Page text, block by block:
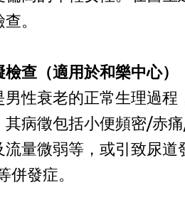
。
查（適用於和樂中心）
男性衰老的正常生理過程
其病徵包括小便頻密/赤
流量微弱等，或引致尿道
併發症。